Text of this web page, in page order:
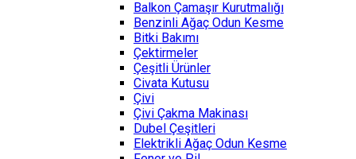
Balkon Çamaşır Kurutmalığı
Benzinli Ağaç Odun Kesme
Bitki Bakımı
Çektirmeler
Çeşitli Ürünler
Civata Kutusu
Çivi
Çivi Çakma Makinası
Dubel Çeşitleri
Elektrikli Ağaç Odun Kesme